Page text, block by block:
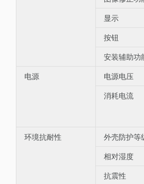
显示
按钮
安装辅助功
电源
电源电压
消耗电流
环境抗耐性 外壳防护等
相对湿度
抗震性